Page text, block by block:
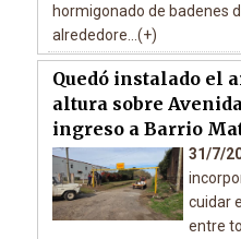
hormigonado de badenes
alrededore...(+)
Quedó instalado el
altura sobre
ingreso a Barrio
31/7/
cuidar
entre